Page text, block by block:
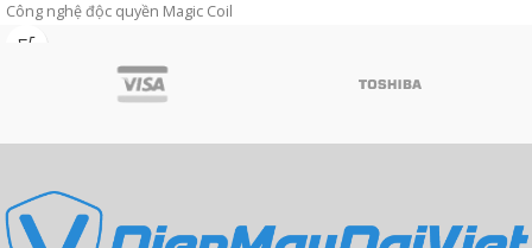
Công nghệ độc quyền Magic Coil
Công nghệ tinh lọc không khí Ultra
Bộ điều khiển Hybrid Inverter
Làm sạch nhanh Hi Power